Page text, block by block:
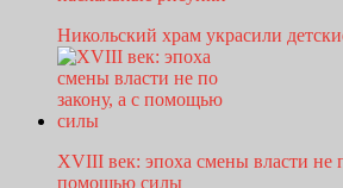
Никольский храм украсили
XVIII век: эпоха смены власти не
помощью силы